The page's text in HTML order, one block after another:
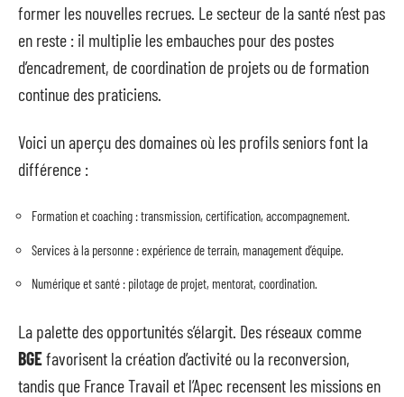
former les nouvelles recrues. Le secteur de la santé n’est pas
en reste : il multiplie les embauches pour des postes
d’encadrement, de coordination de projets ou de formation
continue des praticiens.
Voici un aperçu des domaines où les profils seniors font la
différence :
Formation et coaching : transmission, certification, accompagnement.
Services à la personne : expérience de terrain, management d’équipe.
Numérique et santé : pilotage de projet, mentorat, coordination.
La palette des opportunités s’élargit. Des réseaux comme
BGEfavorisent la création d’activité ou la reconversion,
tandis que France Travail et l’Apec recensent les missions en